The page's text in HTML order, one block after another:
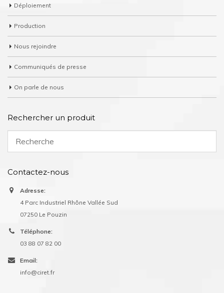
Déploiement
Production
Nous rejoindre
Communiqués de presse
On parle de nous
Rechercher un produit
Contactez-nous
Adresse:
4 Parc Industriel Rhône Vallée Sud
07250 Le Pouzin
Téléphone:
03 88 07 82 00
Email:
info@ciret.fr